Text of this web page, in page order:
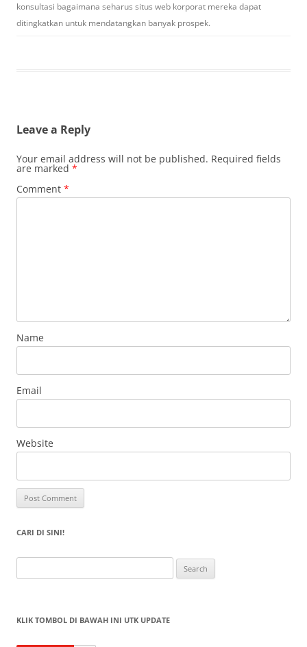
konsultasi bagaimana seharus situs web korporat mereka dapat
ditingkatkan untuk mendatangkan banyak prospek.
Leave a Reply
Your email address will not be published. Required fields
are marked *
Comment *
Name
Email
Website
CARI DI SINI!
for:
KLIK TOMBOL DI BAWAH INI UTK UPDATE